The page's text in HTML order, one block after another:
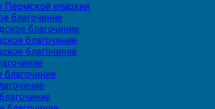
Пермской епархии
благочиние
благочиние
благочиние
благочиние